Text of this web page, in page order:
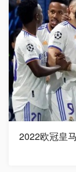
2022欧冠皇